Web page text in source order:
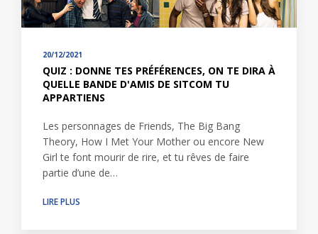
20/12/2021
QUIZ : DONNE TES PRÉFÉRENCES, ON TE DIRA À
QUELLE BANDE D'AMIS DE SITCOM TU
APPARTIENS
Les personnages de Friends, The Big Bang
Theory, How I Met Your Mother ou encore New
Girl te font mourir de rire, et tu rêves de faire
partie d’une de…
LIRE PLUS